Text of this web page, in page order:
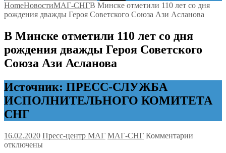
HomeНовостиМАГ-СНГВ Минске отметили 110 лет со дня
рождения дважды Героя Советского Союза Ази Асланова
В Минске отметили 110 лет со дня
рождения дважды Героя Советского
Союза Ази Асланова
Источник: ПРЕСС-СЛУЖБА
ИСПОЛНИТЕЛЬНОГО КОМИТЕТА
СНГ
16.02.2020 Пресс-центр МАГ МАГ-СНГ Комментарии
отключены